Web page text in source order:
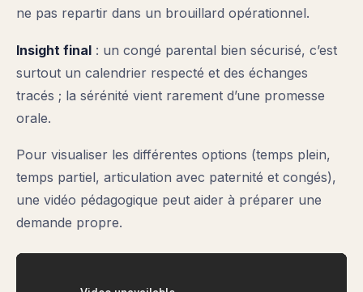
ne pas repartir dans un brouillard opérationnel.
Insight final : un congé parental bien sécurisé, c’est
surtout un calendrier respecté et des échanges
tracés ; la sérénité vient rarement d’une promesse
orale.
Pour visualiser les différentes options (temps plein,
temps partiel, articulation avec paternité et congés),
une vidéo pédagogique peut aider à préparer une
demande propre.